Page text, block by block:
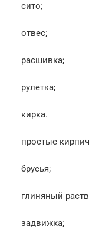
сито;
отвес;
расшивка;
рулетка;
кирка.
простые
брусья;
глиняный
задвижка;